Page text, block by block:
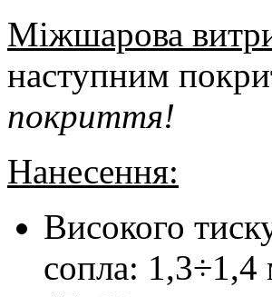
Міжшарова
наступним
покриття!
Нанесення:
Високого
сопла: 1,3÷1,4